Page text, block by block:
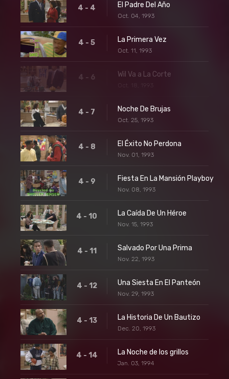
4 - 4 El Padre Del Año
Oct. 04, 1993
4 - 5 La Primera Vez
Oct. 11, 1993
4 - 6 Wil Va a La Corte
Oct. 18, 1993
4 - 7 Noche De Brujas
Oct. 25, 1993
4 - 8 El Éxito No Perdona
Nov. 01, 1993
4 - 9 Fiesta En La Mansión Playboy
Nov. 08, 1993
4 - 10 La Caída De Un Héroe
Nov. 15, 1993
4 - 11 Salvado Por Una Prima
Nov. 22, 1993
4 - 12 Una Siesta En El Panteón
Nov. 29, 1993
4 - 13 La Historia De Un Bautizo
Dec. 20, 1993
4 - 14 La Noche de los grillos
Jan. 03, 1994